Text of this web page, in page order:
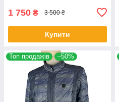
1 750 ₴ 3 500 ₴
Купити
Топ продажів –50%